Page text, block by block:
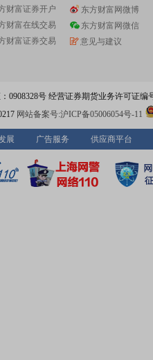
财富证券开户
财富在线交易
财富证券交易
东方财富网微博
东方财富网微信
意见与建议
0908328号 经营证券期货业务许可证编
网站备案号:沪ICP备05006054号-11
展 广告服务 供应商平台